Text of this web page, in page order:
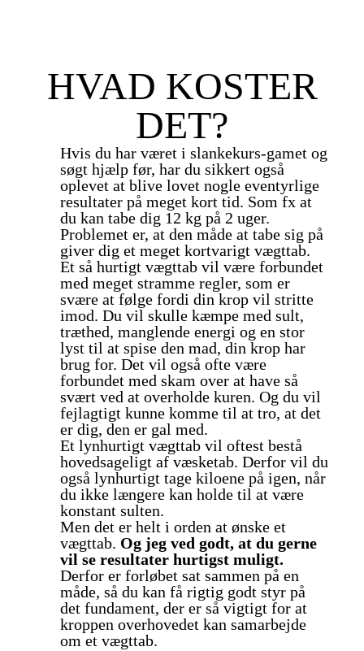
"sales letter". As always, make it clear
and tie it back to your customer's
success.
HVAD KOSTER
DET?
Hvis du har været i slankekurs-gamet og
søgt hjælp før, har du sikkert også
oplevet at blive lovet nogle eventyrlige
resultater på meget kort tid. Som fx at
du kan tabe dig 12 kg på 2 uger.
Problemet er, at den måde at tabe sig på
giver dig et meget kortvarigt vægttab.
Et så hurtigt vægttab vil være forbundet
med meget stramme regler, som er
svære at følge fordi din krop vil stritte
imod. Du vil skulle kæmpe med sult,
træthed, manglende energi og en stor
lyst til at spise den mad, din krop har
brug for. Det vil også ofte være
forbundet med skam over at have så
svært ved at overholde kuren. Og du vil
fejlagtigt kunne komme til at tro, at det
er dig, den er gal med.
Et lynhurtigt vægttab vil oftest bestå
hovedsageligt af væsketab. Derfor vil du
også lynhurtigt tage kiloene på igen, når
du ikke længere kan holde til at være
konstant sulten.
Men det er helt i orden at ønske et
vægttab. Og jeg ved godt, at du gerne
vil se resultater hurtigst muligt.
Derfor er forløbet sat sammen på en
måde, så du kan få rigtig godt styr på
det fundament, der er så vigtigt for at
kroppen overhovedet kan samarbejde
om et vægttab.